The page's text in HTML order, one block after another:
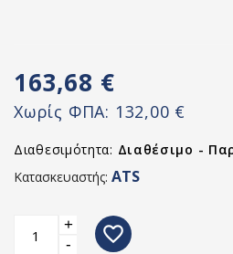
163,68 €
Χωρίς ΦΠΑ: 132,00 €
Διαθεσιμότητα: Διαθέσιμο -
Κατασκευαστής: ATS
+
-
favorite_border